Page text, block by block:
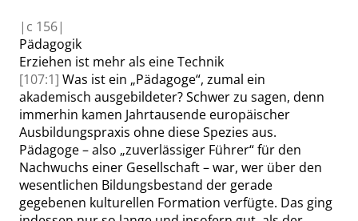
| c 156|
Pädagogik
Erziehen ist mehr als eine Technik
[107:1] Was ist ein „Pädagoge“, zumal ein
akademisch ausgebildeter? Schwer zu sagen, denn
immerhin kamen Jahrtausende europäischer
Ausbildungspraxis ohne diese Spezies aus.
Pädagoge – also „zuverlässiger Führer“für den
Nachwuchs einer Gesellschaft – war, wer über den
wesentlichen Bildungsbestand der gerade
gegebenen kulturellen Formation verfügte. Das ging